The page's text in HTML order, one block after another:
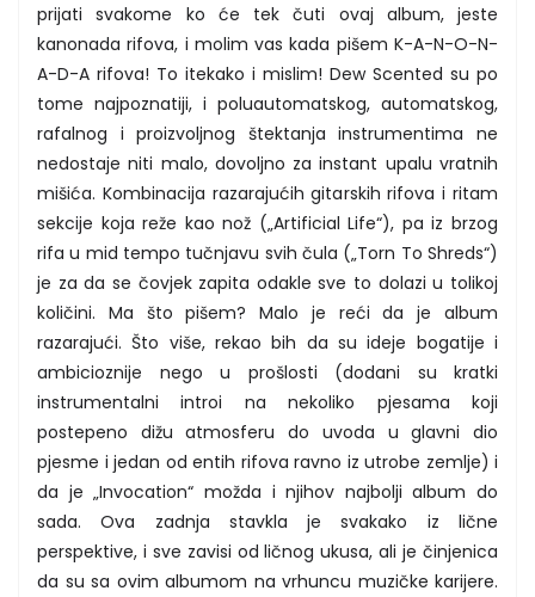
prijati svakome ko će tek čuti ovaj album, jeste
kanonada rifova, i molim vas kada pišem K-A-N-O-N-
A-D-A rifova! To itekako i mislim! Dew Scented su po
tome najpoznatiji, i poluautomatskog, automatskog,
rafalnog i proizvoljnog štektanja instrumentima ne
nedostaje niti malo, dovoljno za instant upalu vratnih
mišića. Kombinacija razarajućih gitarskih rifova i ritam
sekcije koja reže kao nož („Artificial Life“), pa iz brzog
rifa u mid tempo tučnjavu svih čula („Torn To Shreds“)
je za da se čovjek zapita odakle sve to dolazi u tolikoj
količini. Ma što pišem? Malo je reći da je album
razarajući. Što više, rekao bih da su ideje bogatije i
ambicioznije nego u prošlosti (dodani su kratki
instrumentalni introi na nekoliko pjesama koji
postepeno dižu atmosferu do uvoda u glavni dio
pjesme i jedan od entih rifova ravno iz utrobe zemlje) i
da je „Invocation“ možda i njihov najbolji album do
sada. Ova zadnja stavkla je svakako iz lične
perspektive, i sve zavisi od ličnog ukusa, ali je činjenica
da su sa ovim albumom na vrhuncu muzičke karijere.